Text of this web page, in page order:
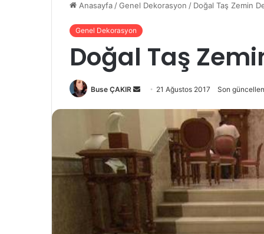
Anasayfa /Genel Dekorasyon / Doğal Taş Zemin
Genel Dekorasyon
Doğal Taş
Buse ÇAKIR
p
o
g
21 Ağustos 2017 Son